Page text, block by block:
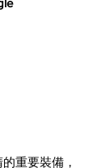
重要裝備，